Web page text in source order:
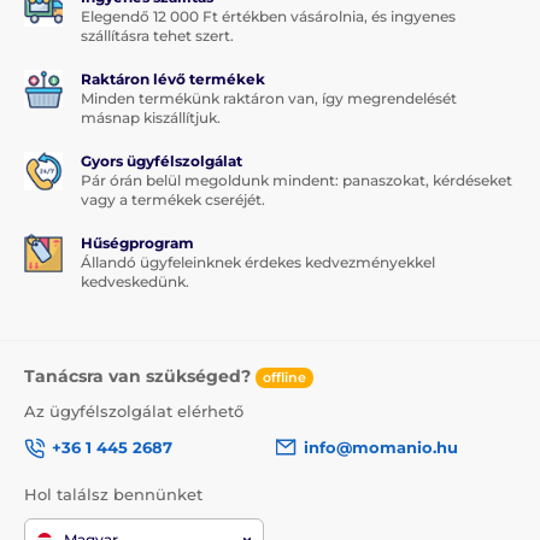
Elegendő 12 000 Ft értékben vásárolnia, és ingyenes
szállításra tehet szert.
Raktáron lévő termékek
Minden termékünk raktáron van, így megrendelését
másnap kiszállítjuk.
Gyors ügyfélszolgálat
Pár órán belül megoldunk mindent: panaszokat, kérdéseket
vagy a termékek cseréjét.
Hűségprogram
Állandó ügyfeleinknek érdekes kedvezményekkel
kedveskedünk.
Tanácsra van szükséged? offline
Az ügyfélszolgálat elérhető
+36 1 445 2687
info@momanio.hu
Hol találsz bennünket